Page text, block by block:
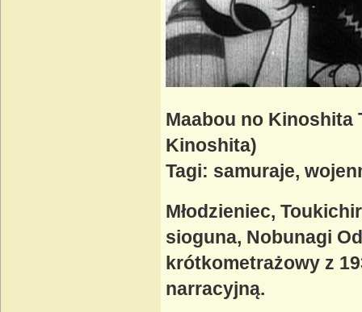
Maabou no Kinoshita
Kinoshita)
Tagi: samuraje,
Młodzieniec,
sioguna, Nobunagi
krótkometrażowy z
narracyjną.